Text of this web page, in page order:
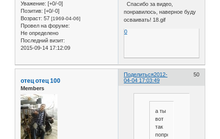
Уважение: [+0/-0]
Позитив: [+0/-0]
Возраст: 57 [1969-04-06]
Провел на форуме:
Не определено
Последний визит:
2015-09-14 17:12:09
Спасибо за видео,
понравилось, наверное буду
осваивать! 18.gif
0
Поделиться 50
2012-
04-04 17:03:49
отец отец 100
Members
а ты
вот
так
попробуй